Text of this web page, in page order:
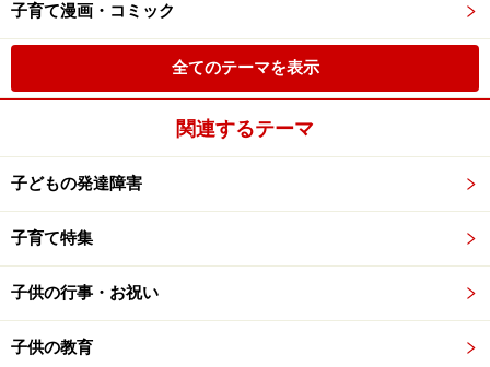
子育て漫画・コミック
全てのテーマを表示
関連するテーマ
子どもの発達障害
子育て特集
子供の行事・お祝い
子供の教育